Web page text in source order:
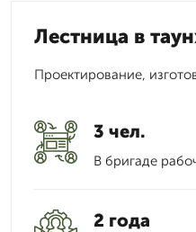
Лестница в
Проектирование,
3 чел.
В бригаде
2 года